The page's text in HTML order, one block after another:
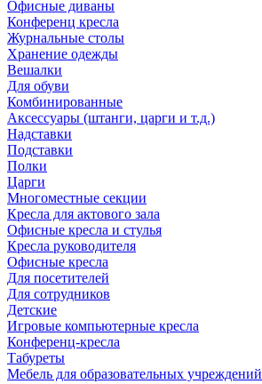
Офисные диваны
Конференц кресла
Журнальные столы
Хранение одежды
Вешалки
Для обуви
Комбинированные
Аксессуары (штанги, царги и т.д.)
Надставки
Подставки
Полки
Царги
Многоместные секции
Кресла для актового зала
Офисные кресла и стулья
Кресла руководителя
Офисные кресла
Для посетителей
Для сотрудников
Детские
Игровые компьютерные кресла
Конференц-кресла
Табуреты
Мебель для образовательных учреждений